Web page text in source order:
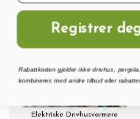
Elektriske Drivhusvarmere
Registrer
Rabattkoden gjelder ikke drivhus,
kombineres med andre tilbud eller